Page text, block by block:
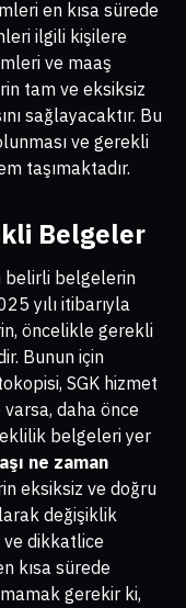
en kısa sürede
ilgili kişilere
ve maaş
tam ve eksiksiz
sağlayacaktır. Bu
ve gerekli
taşımaktadır.
Belgeler
belirli belgelerin
yılı itibarıyla
öncelikle gerekli
Bunun için
SGK hizmet
daha önce
belgeleri yer
ne zaman
eksiksiz ve doğru
değişiklik
ve dikkatlice
kısa sürede
gerekir ki,